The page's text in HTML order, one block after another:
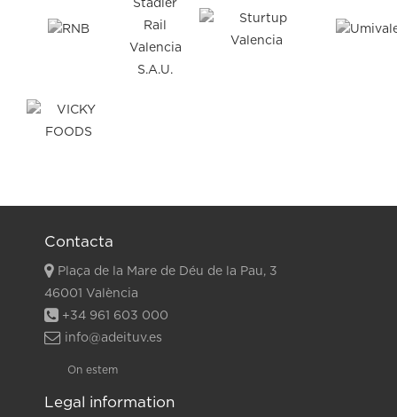
Contacta
Plaça de la Mare de Déu de la Pau, 3
46001 València
+34 961 603 000
info@adeituv.es
On estem
Legal information